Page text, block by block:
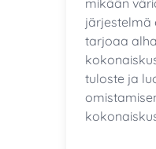
järjestelmä
tarjoaa
tuloste ja